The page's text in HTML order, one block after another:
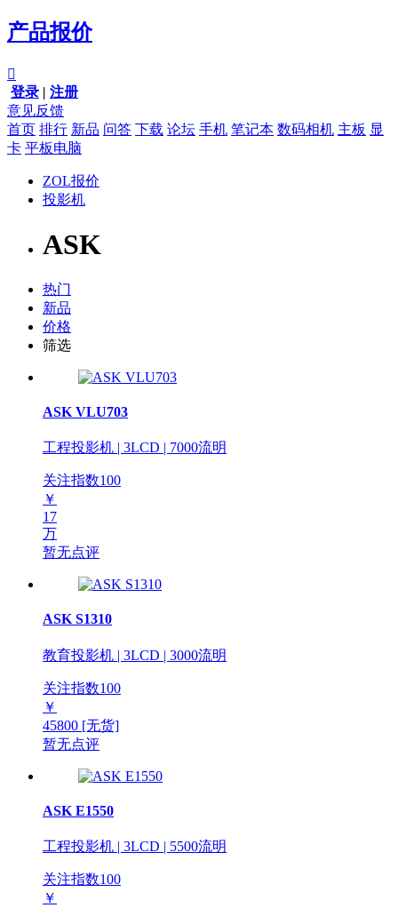
产品报价

登录 | 注册
意见反馈
首页 排行 新品 问答 下载 论坛 手机 笔记本 数码相机 主板 显
卡 平板电脑
ZOL报价
投影机
ASK
热门
新品
价格
筛选
ASK VLU703
工程投影机 | 3LCD | 7000流明
关注指数100
￥
17
万
暂无点评
ASK S1310
教育投影机 | 3LCD | 3000流明
关注指数100
￥
45800 [无货]
暂无点评
ASK E1550
工程投影机 | 3LCD | 5500流明
关注指数100
￥